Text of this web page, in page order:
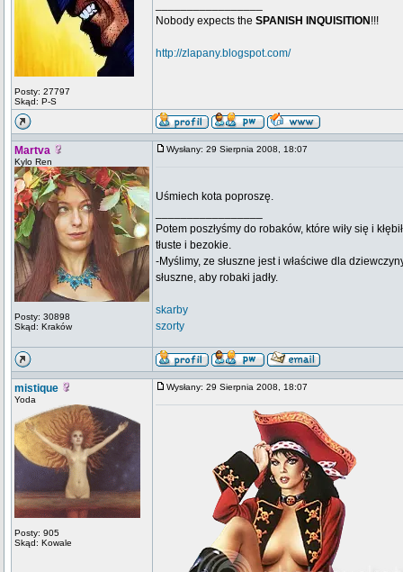
Posty: 27797
Skąd: P-S
Nobody expects the SPANISH INQUISITION !!!
http://zlapany.blogspot.com/
Martva
Kylo Ren
Posty: 30898
Skąd: Kraków
Wysłany: 29 Sierpnia 2008, 18:07
Uśmiech kota poproszę.
Potem poszłyśmy do robaków, które wiły się i
tłuste i bezokie.
-Myślimy, ze słuszne jest i właściwe dla
słuszne, aby robaki jadły.
skarby
szorty
mistique
Yoda
Posty: 905
Skąd: Kowale
Wysłany: 29 Sierpnia 2008, 18:07